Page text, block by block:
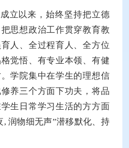
立以来，始终坚持把立德
思想政治工作贯穿教育教
人、全过程育人、全方位
觉悟、有专业本领、有健
学院集中在学生的理想信
养三个方面下功夫，将品
生日常学习生活的方方面
, 润物细无声”潜移默化、持